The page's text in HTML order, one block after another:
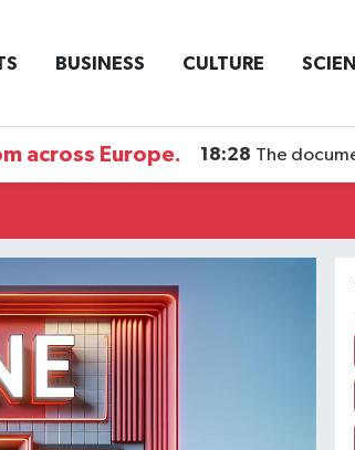
BUSINESS CULTURE
across Europe. 18:28 The